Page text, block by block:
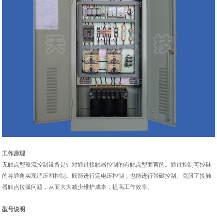
工作原理
无触点型整流控制设备是针对通过接触器控制的有触点型而言的。通过控制可控硅
的导通角实现调压和控制。既能进行定电压控制，也能进行强磁控制。克服了接触
器触点拉弧问题，从而大大减少维护成本，提高工作效率。
型号说明